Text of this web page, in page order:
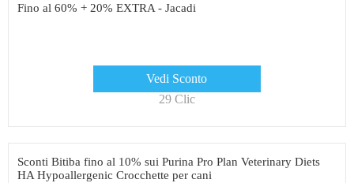
Fino al 60% + 20% EXTRA - Jacadi
Vedi Sconto
29 Clic
Sconti Bitiba fino al 10% sui Purina Pro Plan Veterinary Diets
HA Hypoallergenic Crocchette per cani